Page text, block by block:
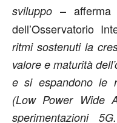
sviluppo – afferma
dell’Osservatorio
ritmi sostenuti la
valore e maturità
e si espandono le
(Low Power Wide
sperimentazioni